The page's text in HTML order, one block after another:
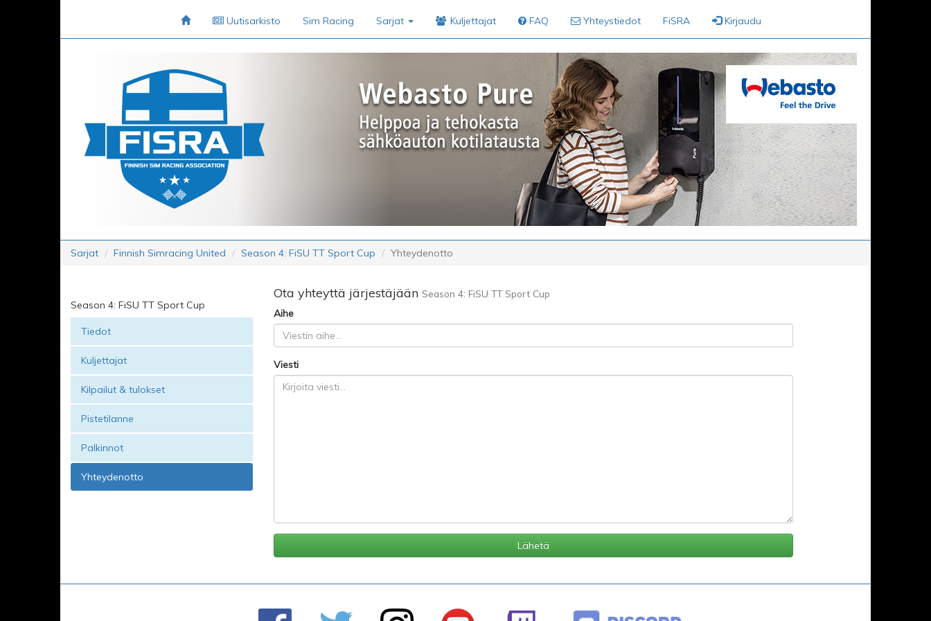
Uutisarkisto Sim Racing Sarjat Kuljettajat FAQ Yhteystiedot FiSRA Kirjaudu
Sarjat Finnish Simracing United Season 4: FiSU TT Sport Cup Yhteydenotto
Season 4: FiSU TT Sport Cup
Tiedot
Kuljettajat
Kilpailut & tulokset
Pistetilanne
Palkinnot
Yhteydenotto
Ota yhteyttä järjestäjään Season 4: FiSU TT Sport Cup
Aihe
Viesti
Lähetä